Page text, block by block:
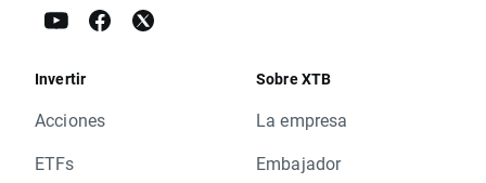
Invertir
Acciones
ETFs
Sobre XTB
La empresa
Embajador